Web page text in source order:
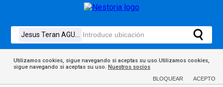
Utilizamos cookies, sigue navegando si aceptas su uso.Utilizamos cookies,
sigue navegando si aceptas su uso. Nuestros socios
BLOQUEAR ACEPTO